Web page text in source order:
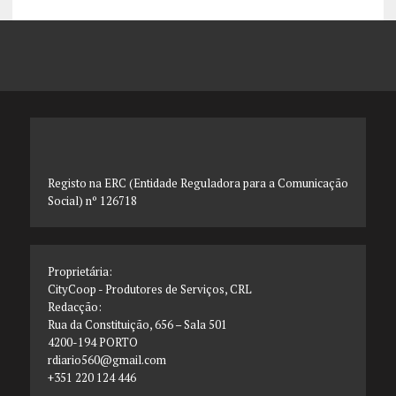
Registo na ERC (Entidade Reguladora para a Comunicação
Social) nº 126718
Proprietária:
CityCoop - Produtores de Serviços, CRL
Redacção:
Rua da Constituição, 656 – Sala 501
4200-194 PORTO
rdiario560@gmail.com
+351 220 124 446